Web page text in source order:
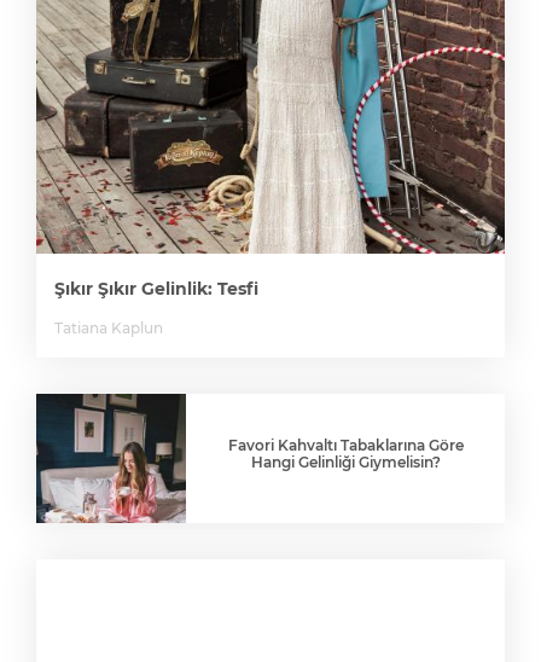
Şıkır Şıkır Gelinlik: Tesfi
Tatiana Kaplun
Favori Kahvaltı Tabaklarına Göre
Hangi Gelinliği Giymelisin?